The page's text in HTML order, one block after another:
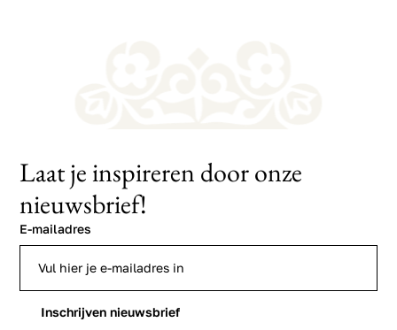
Laat je inspireren door onze
nieuwsbrief!
E-mailadres
Inschrijven nieuwsbrief